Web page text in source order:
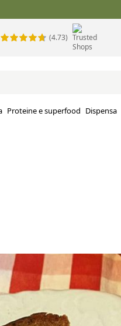
(4.73)
Proteine e superfood Dispensa